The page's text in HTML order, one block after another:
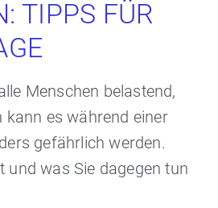
TIPPS FÜR
Menschen belastend,
kann es während einer
gefährlich werden.
und was Sie dagegen tun